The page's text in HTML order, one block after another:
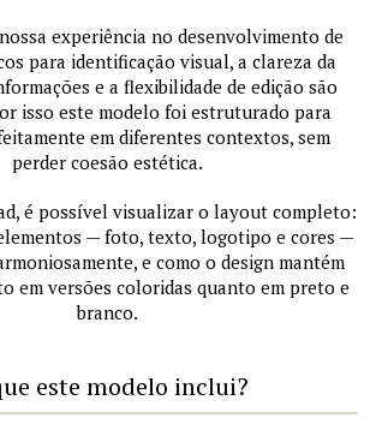
experiência no desenvolvimento de
para identificação visual, a clareza da
e a flexibilidade de edição são
isso este modelo foi estruturado para
em diferentes contextos, sem
perder coesão estética.
é possível visualizar o layout completo:
— foto, texto, logotipo e cores —
e como o design mantém
em versões coloridas quanto em preto e
branco.
este modelo inclui?